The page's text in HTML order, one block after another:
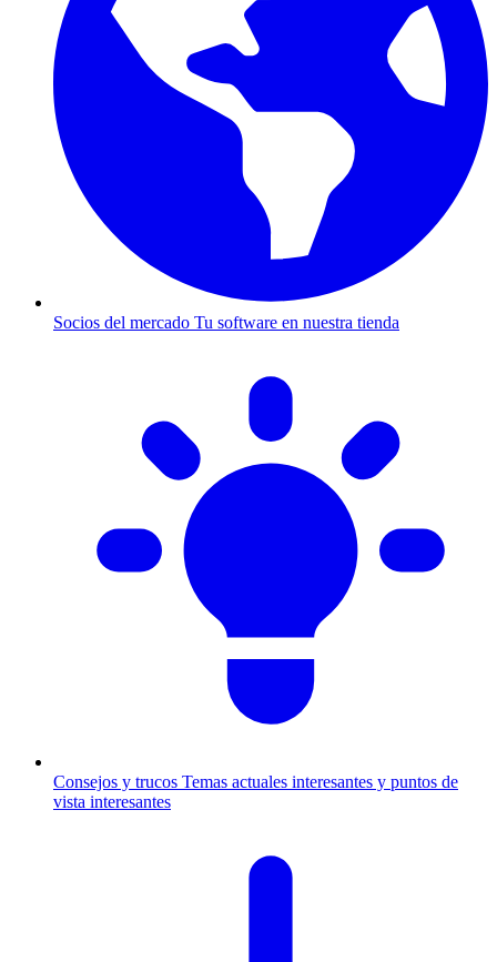
Socios del mercado Tu software en nuestra tienda
Consejos y trucos Temas actuales interesantes y puntos de
vista interesantes